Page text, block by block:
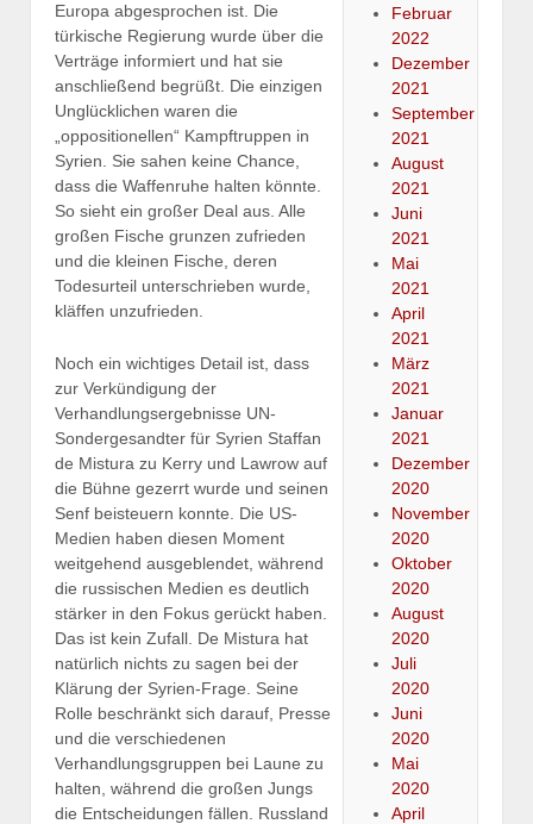
Europa abgesprochen ist. Die
türkische Regierung wurde über die
Verträge informiert und hat sie
anschließend begrüßt. Die einzigen
Unglücklichen waren die
„oppositionellen“ Kampftruppen in
Syrien. Sie sahen keine Chance,
dass die Waffenruhe halten könnte.
So sieht ein großer Deal aus. Alle
großen Fische grunzen zufrieden
und die kleinen Fische, deren
Todesurteil unterschrieben wurde,
kläffen unzufrieden.
Noch ein wichtiges Detail ist, dass
zur Verkündigung der
Verhandlungsergebnisse UN-
Sondergesandter für Syrien Staffan
de Mistura zu Kerry und Lawrow auf
die Bühne gezerrt wurde und seinen
Senf beisteuern konnte. Die US-
Medien haben diesen Moment
weitgehend ausgeblendet, während
die russischen Medien es deutlich
stärker in den Fokus gerückt haben.
Das ist kein Zufall. De Mistura hat
natürlich nichts zu sagen bei der
Klärung der Syrien-Frage. Seine
Rolle beschränkt sich darauf, Presse
und die verschiedenen
Verhandlungsgruppen bei Laune zu
halten, während die großen Jungs
die Entscheidungen fällen. Russland
Februar
2022
Dezember
2021
September
2021
August
2021
Juni
2021
Mai
2021
April
2021
März
2021
Januar
2021
Dezember
2020
November
2020
Oktober
2020
August
2020
Juli
2020
Juni
2020
Mai
2020
April